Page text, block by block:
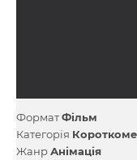
ФорматФільм
Категорія
ЖанрАнімація